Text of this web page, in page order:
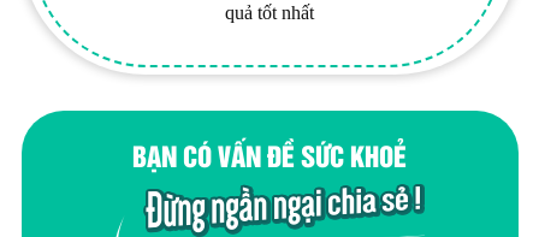
quả tốt nhất
BẠN CÓ VẤN ĐỀ SỨC KHOẺ